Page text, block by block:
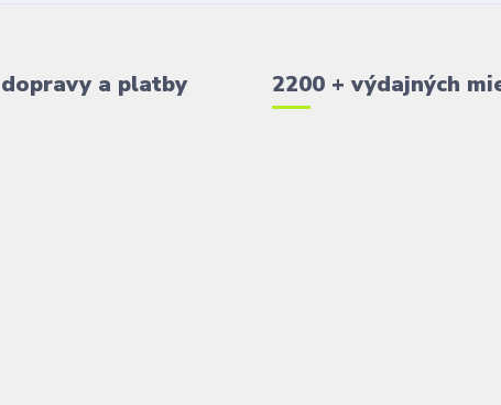
a platby 2200 + výdajných